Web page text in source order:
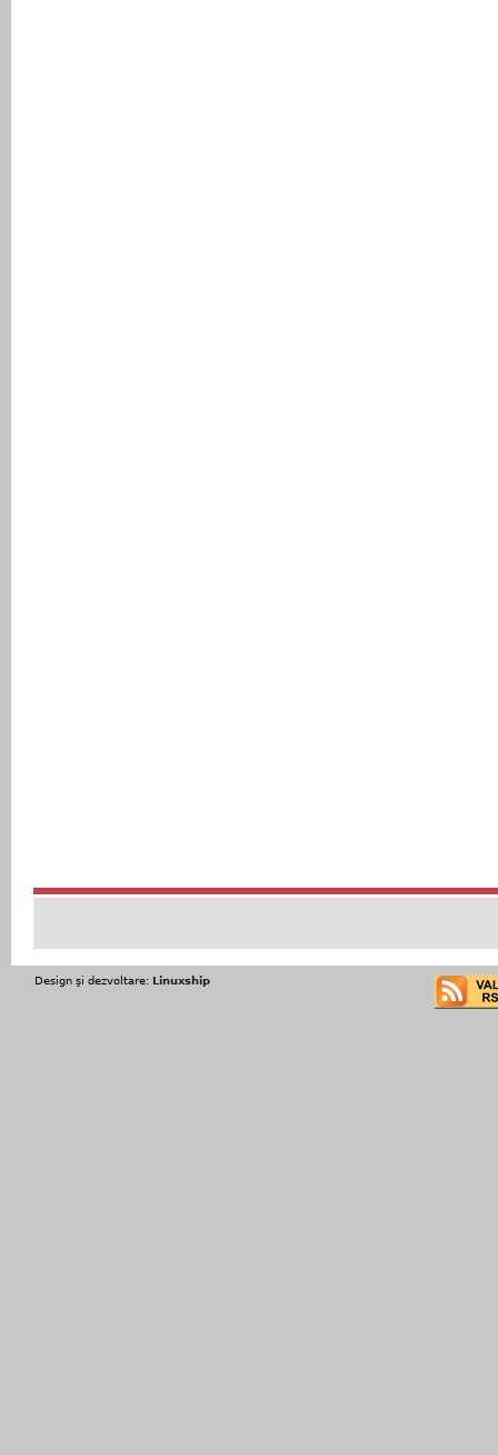
Design şi dezvoltare: Linuxship